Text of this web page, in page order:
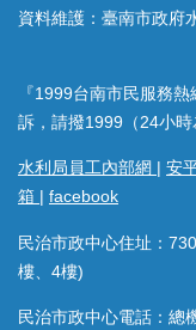
資料維護：臺南市政府
『1999台南市民服務
訴，請撥1999（24小時
水利局員工內部網 | 安
箱 | facebook
民治市政中心住址：
樓、4樓)
民治市政中心電話：總